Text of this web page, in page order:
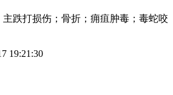
跌打损伤；骨折；痈疽肿毒；毒蛇咬
19:21:30